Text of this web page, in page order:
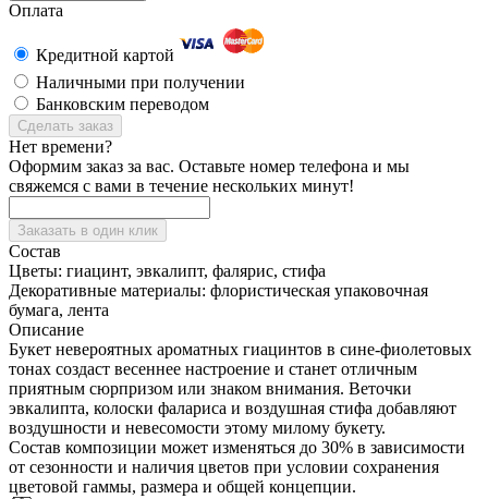
Оплата
Кредитной картой
Наличными при получении
Банковским переводом
Сделать заказ
Нет времени?
Оформим заказ за вас. Оставьте номер телефона и мы
свяжемся с вами в течение нескольких минут!
Заказать в один клик
Состав
Цветы: гиацинт, эвкалипт, фалярис, стифа
Декоративные материалы: флористическая упаковочная
бумага, лента
Описание
Букет невероятных ароматных гиацинтов в сине-фиолетовых
тонах создаст весеннее настроение и станет отличным
приятным сюрпризом или знаком внимания. Веточки
эвкалипта, колоски фалариса и воздушная стифа добавляют
воздушности и невесомости этому милому букету.
Состав композиции может изменяться до 30% в зависимости
от сезонности и наличия цветов при условии сохранения
цветовой гаммы, размера и общей концепции.